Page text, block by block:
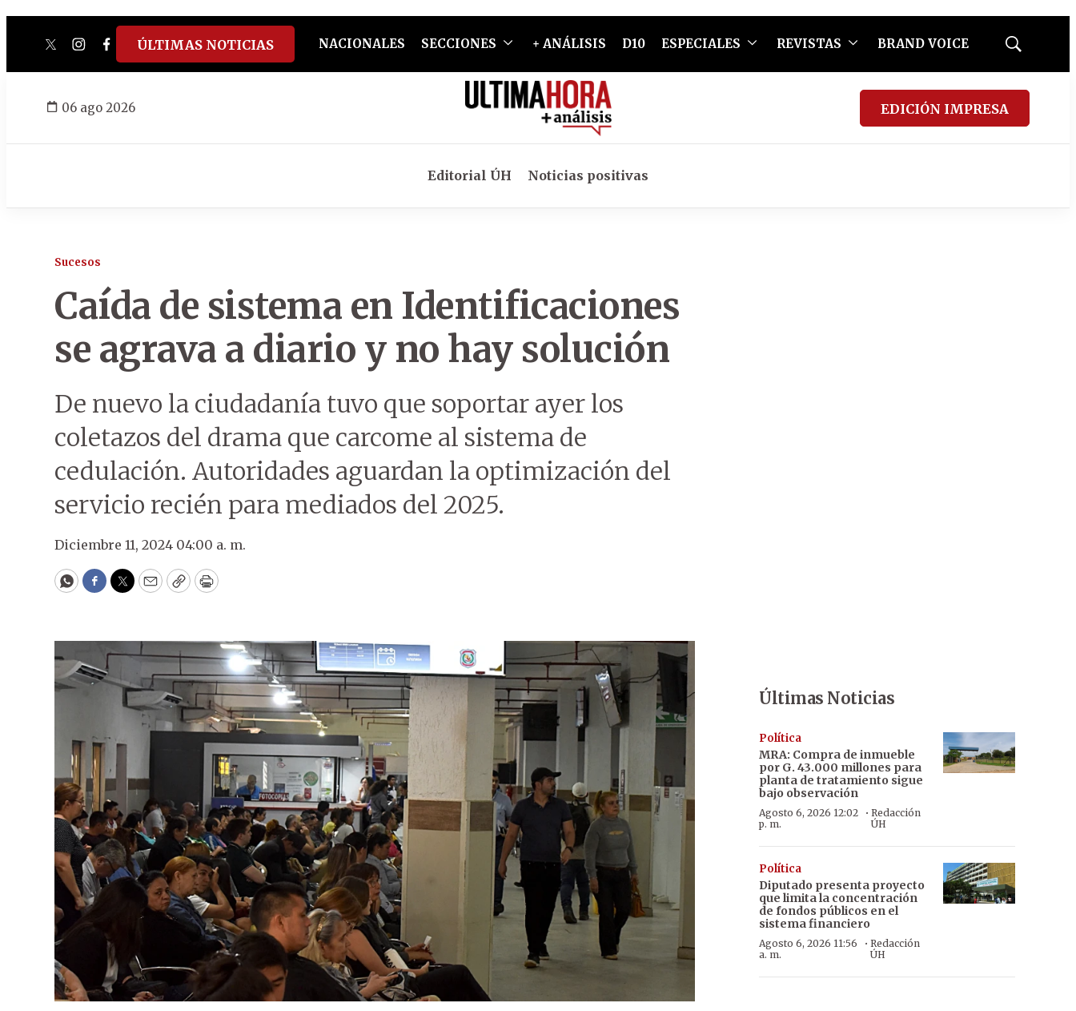
twitterinstagram
facebook
tiktokyoutube
spotify
ÚLTIMAS NOTICIAS NACIONALES SECCIONES + ANÁLISIS D10 ESPECIALES REVISTAS BRAND VOICE
Mostrar
06 ago 2026 EDICIÓN IMPRESA
Editorial ÚH Noticias positivas
Sucesos
Caída de sistema en Identificaciones
se agrava a diario y no hay solución
De nuevo la ciudadanía tuvo que soportar ayer los
coletazos del drama que carcome al sistema de
cedulación. Autoridades aguardan la optimización del
servicio recién para mediados del 2025.
Diciembre 11, 2024 04:00 a. m.
WhatsApp
Facebook
Twitter
EmailCopyPrint
Últimas Noticias
Política
MRA: Compra de inmueble
por G. 43.000 millones para
planta de tratamiento sigue
bajo observación
Agosto 6, 2026 12:02
p. m.
· Redacción
ÚH
Política
Diputado presenta proyecto
que limita la concentración
de fondos públicos en el
sistema financiero
Agosto 6, 2026 11:56
a. m.
·Redacción
ÚH